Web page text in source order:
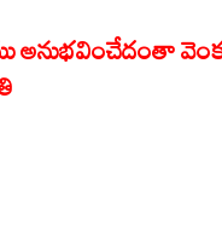
అనుభవించేదంతా